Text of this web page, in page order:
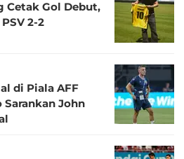
Cetak Gol Debut,
2-2
di Piala AFF
Sarankan John